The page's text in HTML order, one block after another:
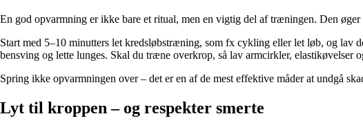
En god opvarmning er ikke bare et ritual, men en vigtig del af træningen. Den
Start med 5–10 minutters let kredsløbstræning, som fx cykling eller let løb, og lav
bensving og lette lunges. Skal du træne overkrop, så lav armcirkler, elastikøvelser
Spring ikke opvarmningen over – det er en af de mest effektive måder at undgå
Lyt til kroppen – og respekter smerte